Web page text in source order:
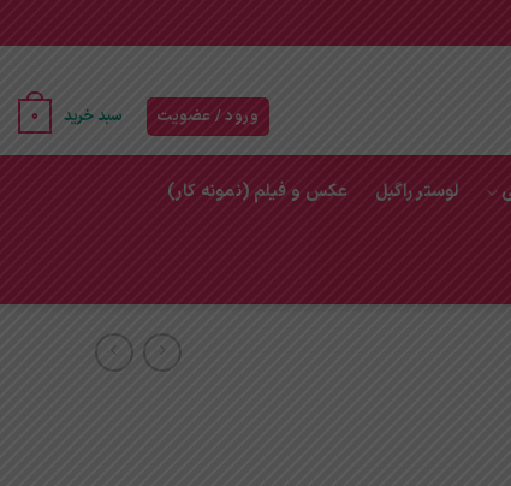
ورود / عضویت سبد خرید 0
لوستر راگبل عکس و فیلم (نمونه کار)